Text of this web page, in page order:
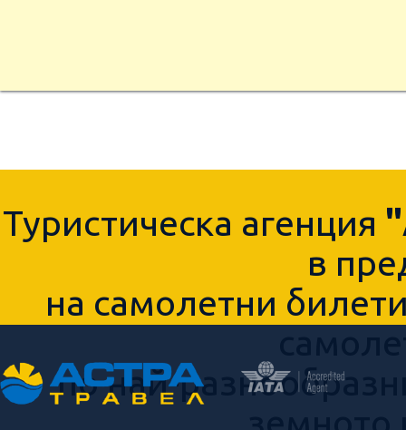
Туристическа агенция
в
на самолетни
по най-